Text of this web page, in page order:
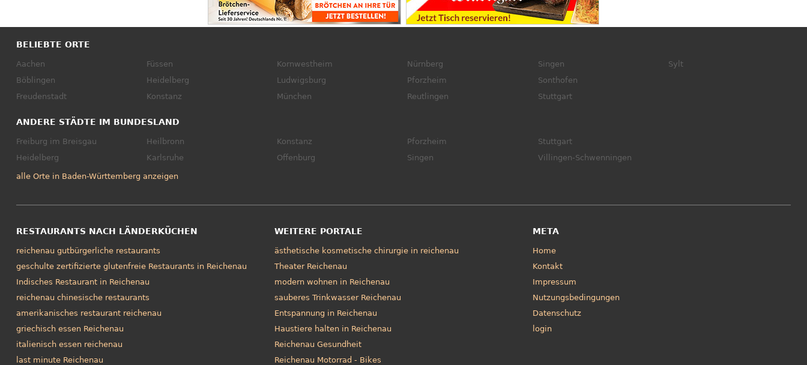
BELIEBTE ORTE
Aachen
Böblingen
Freudenstadt
Füssen
Heidelberg
Konstanz
Kornwestheim
Ludwigsburg
München
Nürnberg
Pforzheim
Reutlingen
Singen
Sonthofen
Stuttgart
Sylt
ANDERE STÄDTE IM BUNDESLAND
Freiburg im Breisgau
Heidelberg
Heilbronn
Karlsruhe
Konstanz
Offenburg
Pforzheim
Singen
Stuttgart
Villingen-Schwenningen
alle Orte in Baden-Württemberg anzeigen
RESTAURANTS NACH LÄNDERKÜCHEN
reichenau gutbürgerliche restaurants
geschulte zertifizierte glutenfreie Restaurants in Reichenau
Indisches Restaurant in Reichenau
reichenau chinesische restaurants
amerikanisches restaurant reichenau
griechisch essen Reichenau
italienisch essen reichenau
last minute Reichenau
WEITERE PORTALE
ästhetische kosmetische chirurgie in reichenau
Theater Reichenau
modern wohnen in Reichenau
sauberes Trinkwasser Reichenau
Entspannung in Reichenau
Haustiere halten in Reichenau
Reichenau Gesundheit
Reichenau Motorrad - Bikes
META
Home
Kontakt
Impressum
Nutzungsbedingungen
Datenschutz
login